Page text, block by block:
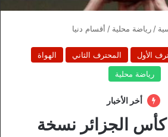
/رياضة محلية / أقسام دنيا
الأول المحترف الثاني
الهواة
رياضة محلية
أخر الأخبار
كأس الجزائر نسخة